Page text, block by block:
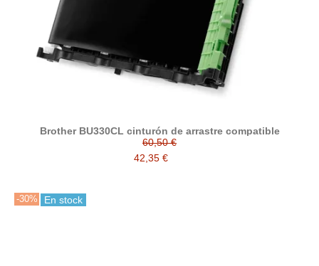
Brother BU330CL cinturón de arrastre compatible
60,50 €
42,35 €
-30% En stock